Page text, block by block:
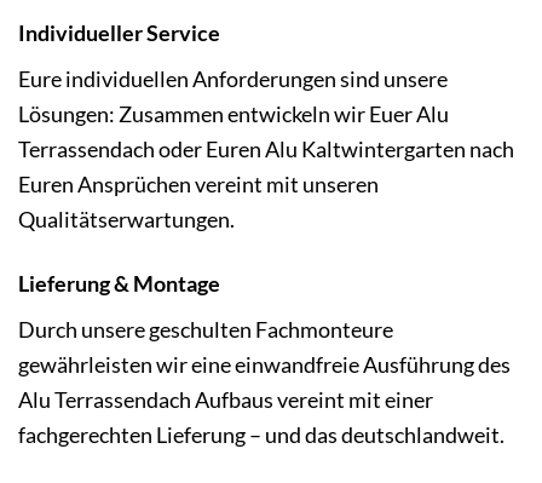
Individueller Service
Eure individuellen Anforderungen sind unsere
Lösungen: Zusammen entwickeln wir Euer Alu
Terrassendach oder Euren Alu Kaltwintergarten nach
Euren Ansprüchen vereint mit unseren
Qualitätserwartungen.
Lieferung & Montage
Durch unsere geschulten Fachmonteure
gewährleisten wir eine einwandfreie Ausführung des
Alu Terrassendach Aufbaus vereint mit einer
fachgerechten Lieferung – und das deutschlandweit.